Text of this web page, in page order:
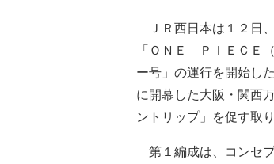
ＪＲ西日本は１２日
「ＯＮＥ ＰＩＥＣＥ
ー号」の運行を開始し
に開幕した大阪・関西
ントリップ」を促す取
第１編成は、コンセ